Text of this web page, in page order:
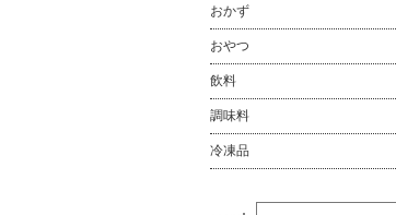
おかず
おやつ
飲料
調味料
冷凍品